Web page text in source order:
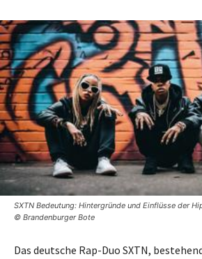
SXTN Bedeutung: Hintergründe und Einflüsse der
© Brandenburger Bote
Das deutsche Rap-Duo SXTN,